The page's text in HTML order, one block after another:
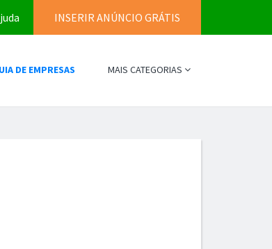
INSERIR ANÚNCIO GRÁTIS
DE EMPRESAS MAIS CATEGORIAS